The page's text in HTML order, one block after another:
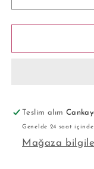
Boyama
Seti
Küçük
Teslim alım
Genelde 24 saat
Mağaza